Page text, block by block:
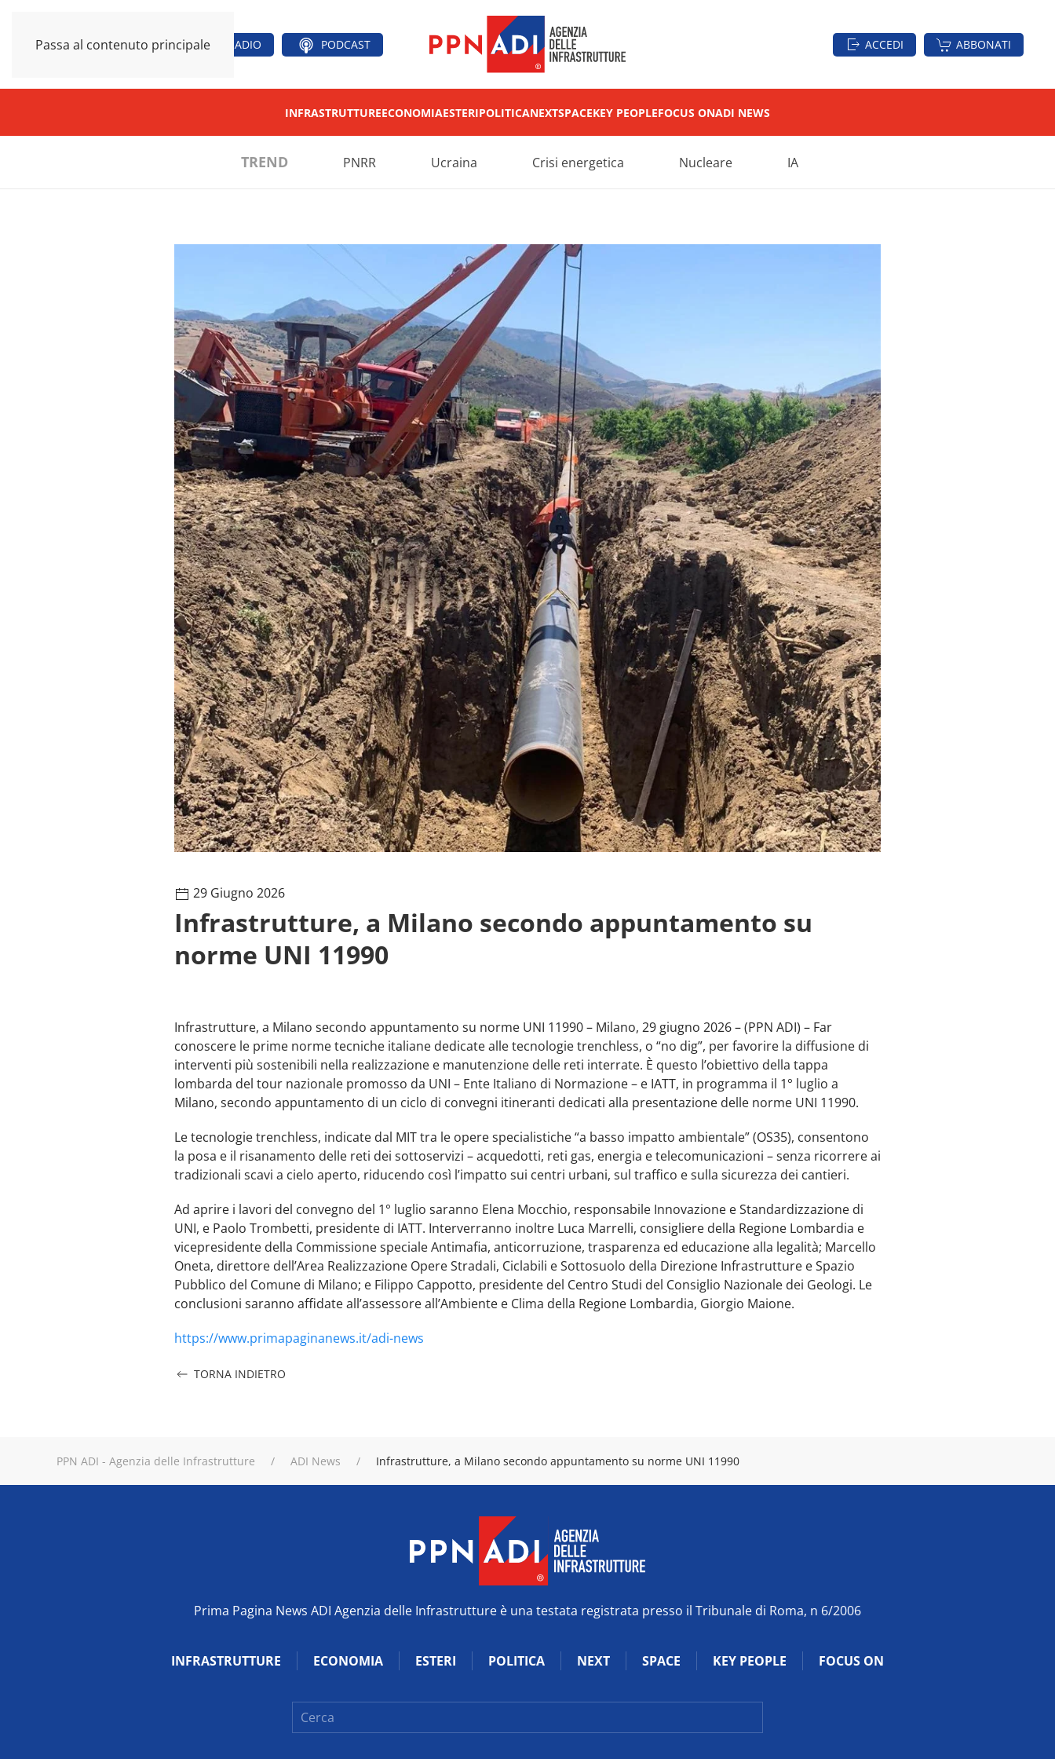
Passa al contenuto principale RADIO PODCAST ACCEDI ABBONATI
INFRASTRUTTUREECONOMIAESTERIPOLITICANEXTSPACEKEY PEOPLEFOCUS ONADI NEWS
TREND PNRR Ucraina Crisi energetica Nucleare IA
29 Giugno 2026
Infrastrutture, a Milano secondo appuntamento su
norme UNI 11990
Infrastrutture, a Milano secondo appuntamento su norme UNI 11990 – Milano, 29 giugno 2026 – (PPN ADI) – Far
conoscere le prime norme tecniche italiane dedicate alle tecnologie trenchless, o “no dig”, per favorire la diffusione di
interventi più sostenibili nella realizzazione e manutenzione delle reti interrate. È questo l’obiettivo della tappa
lombarda del tour nazionale promosso da UNI – Ente Italiano di Normazione – e IATT, in programma il 1° luglio a
Milano, secondo appuntamento di un ciclo di convegni itineranti dedicati alla presentazione delle norme UNI 11990.
Le tecnologie trenchless, indicate dal MIT tra le opere specialistiche “a basso impatto ambientale” (OS35), consentono
la posa e il risanamento delle reti dei sottoservizi – acquedotti, reti gas, energia e telecomunicazioni – senza ricorrere ai
tradizionali scavi a cielo aperto, riducendo così l’impatto sui centri urbani, sul traffico e sulla sicurezza dei cantieri.
Ad aprire i lavori del convegno del 1° luglio saranno Elena Mocchio, responsabile Innovazione e Standardizzazione di
UNI, e Paolo Trombetti, presidente di IATT. Interverranno inoltre Luca Marrelli, consigliere della Regione Lombardia e
vicepresidente della Commissione speciale Antimafia, anticorruzione, trasparenza ed educazione alla legalità; Marcello
Oneta, direttore dell’Area Realizzazione Opere Stradali, Ciclabili e Sottosuolo della Direzione Infrastrutture e Spazio
Pubblico del Comune di Milano; e Filippo Cappotto, presidente del Centro Studi del Consiglio Nazionale dei Geologi. Le
conclusioni saranno affidate all’assessore all’Ambiente e Clima della Regione Lombardia, Giorgio Maione.
https://www.primapaginanews.it/adi-news
TORNA INDIETRO
PPN ADI - Agenzia delle Infrastrutture ADI News Infrastrutture, a Milano secondo appuntamento su norme UNI 11990
Prima Pagina News ADI Agenzia delle Infrastrutture è una testata registrata presso il Tribunale di Roma, n 6/2006
INFRASTRUTTURE ECONOMIA ESTERI POLITICA NEXT SPACE KEY PEOPLE FOCUS ON